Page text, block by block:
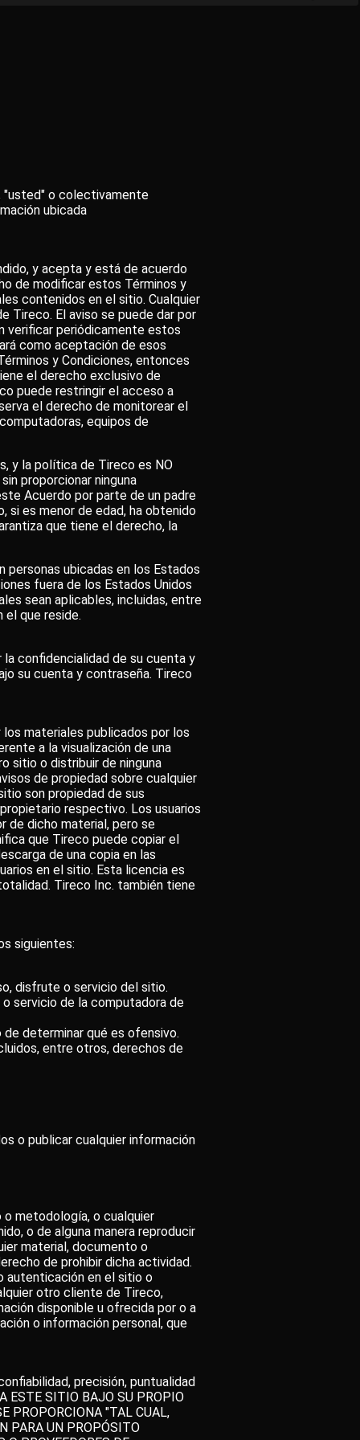
"usted" o colectivamente
ubicada
y acepta y está de acuerdo
de modificar estos Términos y
contenidos en el sitio. Cualquier
Tireco. El aviso se puede dar por
verificar periódicamente estos
como aceptación de esos
y Condiciones, entonces
el derecho exclusivo de
puede restringir el acceso a
el derecho de monitorear el
equipos de
y la política de Tireco es NO
proporcionar ninguna
Acuerdo por parte de un padre
si es menor de edad, ha obtenido
que tiene el derecho, la
ubicadas en los Estados
fuera de los Estados Unidos
sean aplicables, incluidas, entre
el que reside.
confidencialidad de su cuenta y
su cuenta y contraseña. Tireco
materiales publicados por los
a la visualización de una
sitio o distribuir de ninguna
de propiedad sobre cualquier
son propiedad de sus
respectivo. Los usuarios
de dicho material, pero se
que Tireco puede copiar el
de una copia en las
en el sitio. Esta licencia es
Tireco Inc. también tiene
siguientes:
disfrute o servicio del sitio.
servicio de la computadora de
determinar qué es ofensivo.
entre otros, derechos de
o publicar cualquier información
o metodología, o cualquier
o de alguna manera reproducir
material, documento o
de prohibir dicha actividad.
autenticación en el sitio o
otro cliente de Tireco,
disponible u ofrecida por o a
o información personal, que
precisión, puntualidad
ESTE SITIO BAJO SU PROPIO
PROPORCIONA "TAL CUAL,
PARA UN PROPÓSITO